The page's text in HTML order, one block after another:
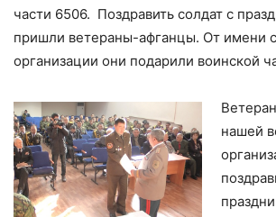
части 6506. Поздравить солдат с
пришли ветераны-афганцы. От имени
организации они подарили воинской
нашей